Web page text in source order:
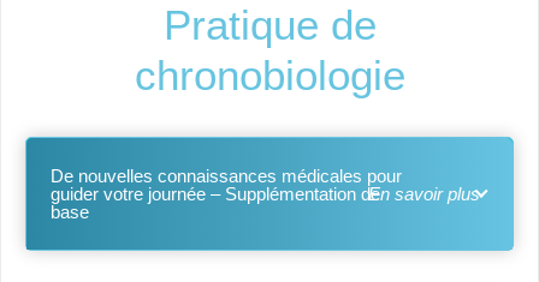
Pratique de
chronobiologie
De nouvelles connaissances médicales pour
guider votre journée – Supplémentation de
base